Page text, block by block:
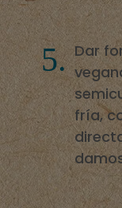
Dar
fría,